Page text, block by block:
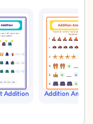
Addition Addition